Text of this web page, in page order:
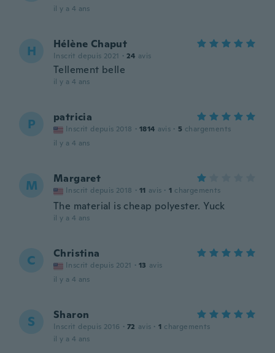
il y a 4 ans
H Hélène Chaput
Inscrit depuis 2021 · 24 avis
Tellement belle
il y a 4 ans
P patricia
Inscrit depuis 2018 · 1814 avis · 5 chargements
il y a 4 ans
M Margaret
Inscrit depuis 2018 · 11 avis · 1 chargements
The material is cheap polyester. Yuck
il y a 4 ans
C Christina
Inscrit depuis 2021 · 13 avis
il y a 4 ans
S Sharon
Inscrit depuis 2016 · 72 avis · 1 chargements
il y a 4 ans